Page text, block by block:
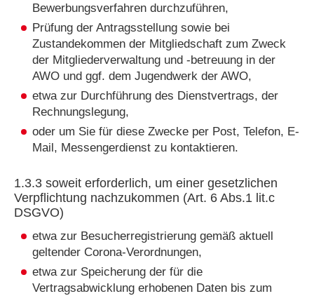
Bewerbungsverfahren durchzuführen,
Prüfung der Antragsstellung sowie bei
Zustandekommen der Mitgliedschaft zum Zweck
der Mitgliederverwaltung und -betreuung in der
AWO und ggf. dem Jugendwerk der AWO,
etwa zur Durchführung des Dienstvertrags, der
Rechnungslegung,
oder um Sie für diese Zwecke per Post, Telefon, E-
Mail, Messengerdienst zu kontaktieren.
1.3.3 soweit erforderlich, um einer gesetzlichen
Verpflichtung nachzukommen (Art. 6 Abs.1 lit.c
DSGVO)
etwa zur Besucherregistrierung gemäß aktuell
geltender Corona-Verordnungen,
etwa zur Speicherung der für die
Vertragsabwicklung erhobenen Daten bis zum